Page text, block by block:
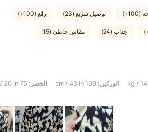
توصيل سريع (23) رائع (100+)
جذاب (24) مقاس خاطئ (15)
الوركين: الخصر: